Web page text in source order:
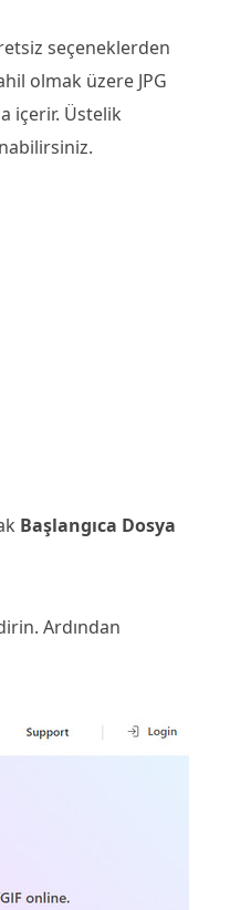
seçeneklerden
olmak üzere JPG
içerir. Üstelik
Başlangıca Dosya
Ardından